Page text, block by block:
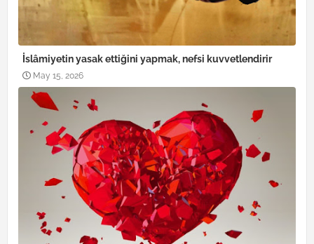
İslâmiyetin yasak ettiğini yapmak, nefsi kuvvetlendirir
May 15, 2026